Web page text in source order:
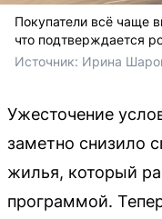
Покупатели всё чаще
что подтверждается
Источник: Ирина
Ужесточение
заметно снизило
жилья, который
программой.